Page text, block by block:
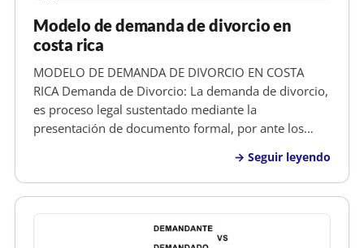
Modelo de demanda de divorcio en
costa rica
MODELO DE DEMANDA DE DIVORCIO EN COSTA
RICA Demanda de Divorcio: La demanda de divorcio,
es proceso legal sustentado mediante la
presentación de documento formal, por ante los
en el cual uno de los esposos, solicita a un Juez que
se abra un juicio para determinar si su…
Seguir leyendo